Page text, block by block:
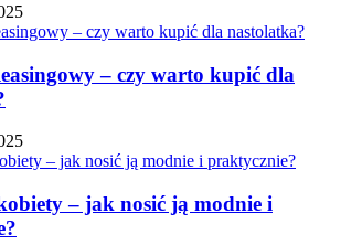
– czy warto kupić dla
– jak nosić ją modnie i